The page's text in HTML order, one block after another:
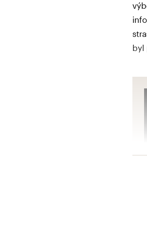
byl